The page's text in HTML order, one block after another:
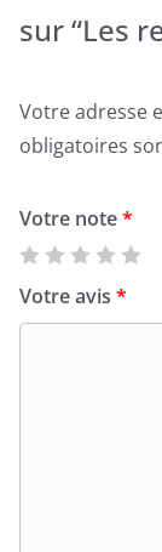
sur “Les
Votre adresse
obligatoires
Votre note*
Votre avis *